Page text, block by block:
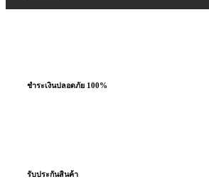
ชำระเงินปลอดภัย 100%
รับประกันสินค้า